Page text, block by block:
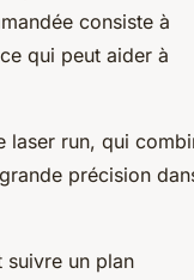
consiste à
qui peut aider à
laser run, qui
précision
suivre un plan